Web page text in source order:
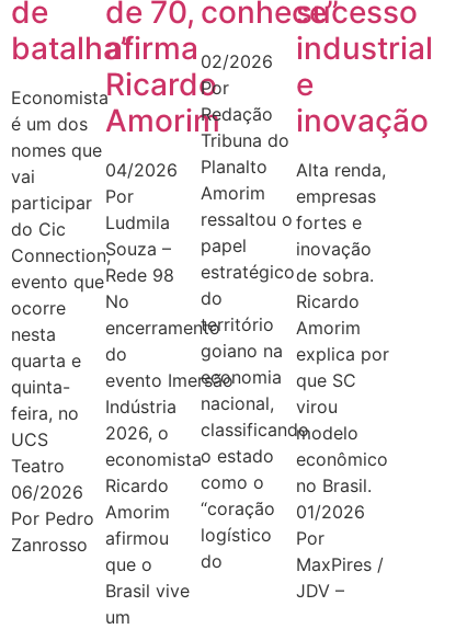
de
batalha”
Economista
é um dos
nomes que
vai
participar
do Cic
Connection,
evento que
ocorre
nesta
quarta e
quinta-
feira, no
UCS
Teatro
06/2026
Por Pedro
Zanrosso
de 70,
afirma
Ricardo
Amorim
04/2026
Por
Ludmila
Souza –
Rede 98
No
encerramento
do
evento Imersão
Indústria
2026, o
economista
Ricardo
Amorim
afirmou
que o
Brasil vive
um
conhece”
02/2026
Por
Redação
Tribuna do
Planalto
Amorim
ressaltou o
papel
estratégico
do
território
goiano na
economia
nacional,
classificando
o estado
como o
“coração
logístico
do
sucesso
industrial
e
inovação
Alta renda,
empresas
fortes e
inovação
de sobra.
Ricardo
Amorim
explica por
que SC
virou
modelo
econômico
no Brasil.
01/2026
Por
MaxPires /
JDV –